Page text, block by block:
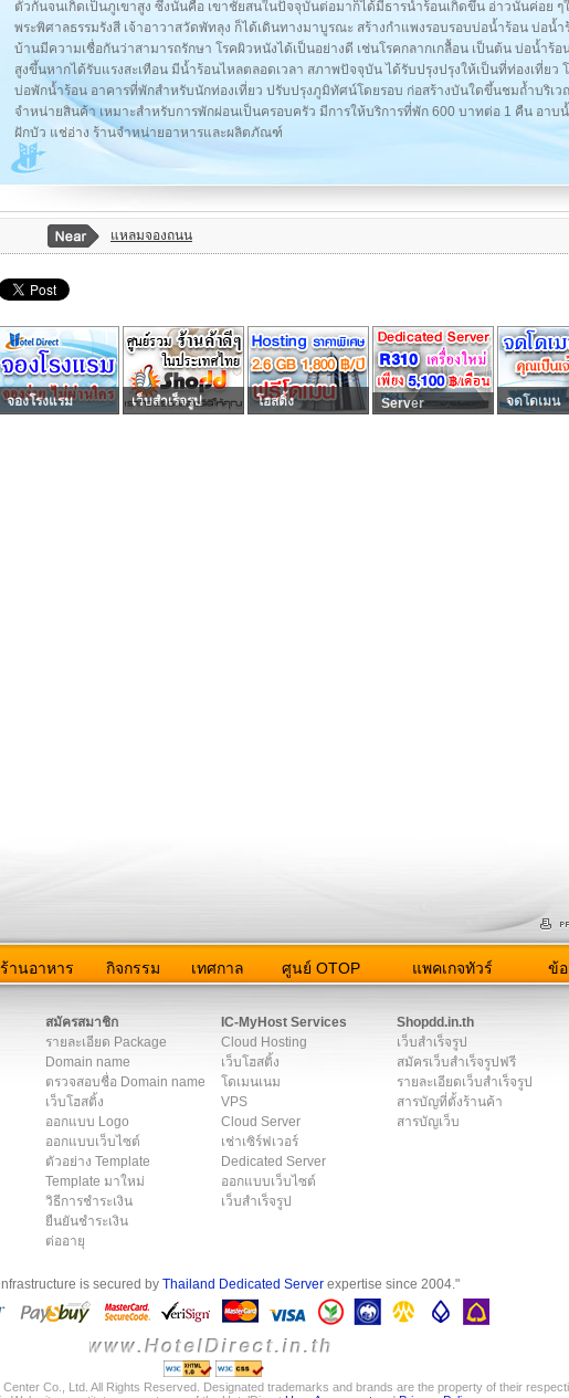
ตัวกันจนเกิดเป็นภูเขาสูง ซึ่งนั่นคือ เขาชัยสนในปัจจุบันต่อมาก็ได้มีธารน้ำร้อนเกิดขึ้น อ่าวนั้นค่อย ๆ
พระพิศาลธรรมรังสี เจ้าอาวาสวัดพัทลุง ก็ได้เดินทางมาบูรณะ สร้างกำแพงรอบรอบบ่อน้ำร้อน บ่อน้
บ้านมีความเชื่อกันว่าสามารถรักษา โรคผิวหนังได้เป็นอย่างดี เช่นโรคกลากเกลื้อน เป็นต้น บ่อน้ำร้
สูงขึ้นหากได้รับแรงสะเทือน มีน้ำร้อนไหลตลอดเวลา สภาพปัจจุบัน ได้รับปรุงปรุงให้เป็นที่ท่องเที่ยว
บ่อพักน้ำร้อน อาคารที่พักสำหรับนักท่องเที่ยว ปรับปรุงภูมิทัศน์โดยรอบ ก่อสร้างบันใดขึ้นชมถ้ำบริเว
จำหน่ายสินค้า เหมาะสำหรับการพักผ่อนเป็นครอบครัว มีการให้บริการที่พัก 600 บาทต่อ 1 คืน อาบ
ฝักบัว แช่อ่าง ร้านจำหน่ายอาหารและผลิตภัณฑ์
แหลมจองถนน
จองโรงแรม เว็บสำเร็จรูป โฮสติ้ง Server จดโดเมน
ร้านอาหาร กิจกรรม เทศกาล ศูนย์ OTOP แพคเกจทัวร์ ข้
สมัครสมาชิก
รายละเอียด Package
Domain name
ตรวจสอบชื่อ Domain name
เว็บโฮสติ้ง
ออกแบบ Logo
ออกแบบเว็บไซต์
ตัวอย่าง Template
Template มาใหม่
วิธีการชำระเงิน
ยืนยันชำระเงิน
ต่ออายุ
IC-MyHost Services
Cloud Hosting
เว็บโฮสติ้ง
โดเมนเนม
VPS
Cloud Server
เช่าเซิร์ฟเวอร์
Dedicated Server
ออกแบบเว็บไซต์
เว็บสำเร็จรูป
Shopdd.in.th
เว็บสำเร็จรูป
สมัครเว็บสำเร็จรูปฟรี
รายละเอียดเว็บสำเร็จรูป
สารบัญที่ตั้งร้านค้า
สารบัญเว็บ
is secured by Thailand Dedicated Serverexpertise since 2004."
Co., Ltd. All Rights Reserved. Designated trademarks and brands are the property of their